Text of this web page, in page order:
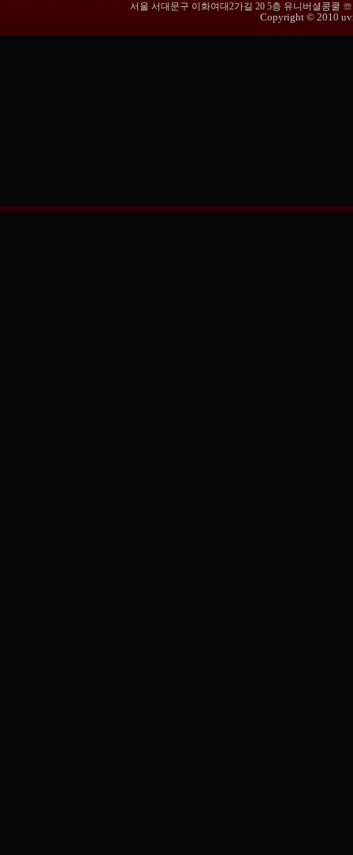
서울 서대문구 이화여대2가길 20 5층 유니버셜콩쿨 ☏
Copyright © 2010